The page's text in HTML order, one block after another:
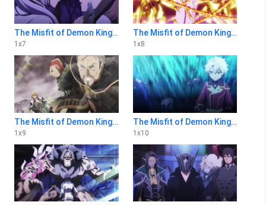
The Misfit of Demon King Academy 1x7
1 x7
The Misfit of Demon King Academy 1x8
1 x8
The Misfit of Demon King Academy 1x9
1 x9
The Misfit of Demon King Academy 1x10
1 x10